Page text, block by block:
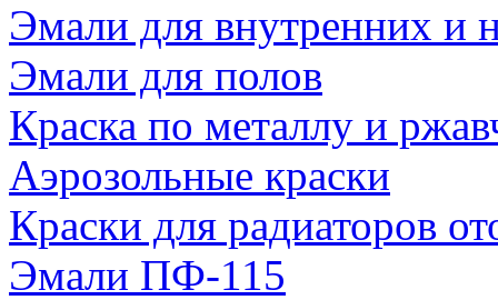
Эмали для внутренних и
Эмали для полов
Краска по металлу и
Аэрозольные краски
Краски для радиаторов
Эмали ПФ-115